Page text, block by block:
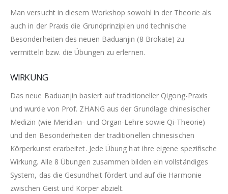
Man versucht in diesem Workshop sowohl in der Theorie als
auch in der Praxis die Grundprinzipien und technische
Besonderheiten des neuen Baduanjin (8 Brokate) zu
vermitteln bzw. die Übungen zu erlernen.
WIRKUNG
Das neue Baduanjin basiert auf traditioneller Qigong-Praxis
und wurde von Prof. ZHANG aus der Grundlage chinesischer
Medizin (wie Meridian- und Organ-Lehre sowie Qi-Theorie)
und den Besonderheiten der traditionellen chinesischen
Körperkunst erarbeitet. Jede Übung hat ihre eigene spezifische
Wirkung. Alle 8 Übungen zusammen bilden ein vollständiges
System, das die Gesundheit fördert und auf die Harmonie
zwischen Geist und Körper abzielt.